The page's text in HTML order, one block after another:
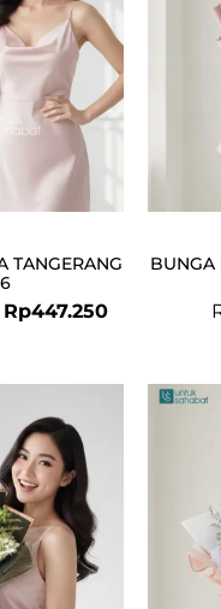
TANGERANG
Rp447.250
BUNGA